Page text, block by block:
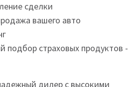
сделки
вашего авто
подбор страховых продуктов -
дилер с высокими